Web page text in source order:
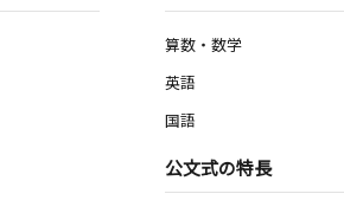
算数・数学
英語
国語
公文式の特長